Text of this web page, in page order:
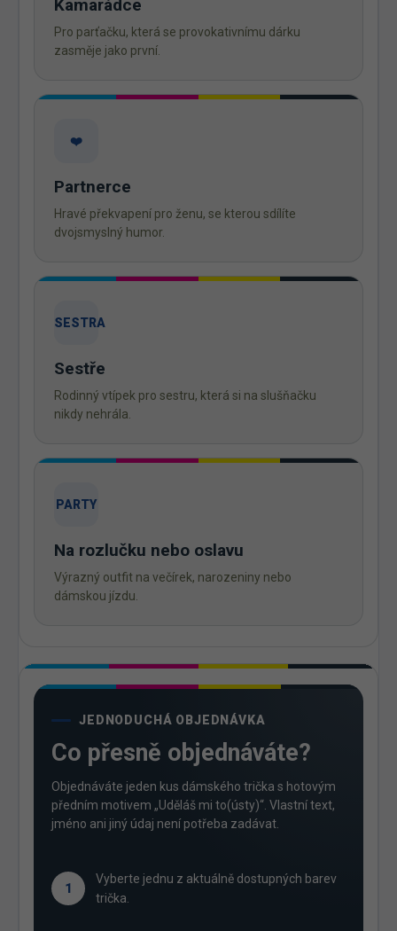
Kamarádce
Pro parťačku, která se provokativnímu dárku
zasměje jako první.
❤️
Partnerce
Hravé překvapení pro ženu, se kterou sdílíte
dvojsmyslný humor.
SESTRA
Sestře
Rodinný vtípek pro sestru, která si na slušňačku
nikdy nehrála.
PARTY
Na rozlučku nebo oslavu
Výrazný outfit na večírek, narozeniny nebo
dámskou jízdu.
JEDNODUCHÁ OBJEDNÁVKA
Co přesně objednáváte?
Objednáváte jeden kus dámského trička s hotovým
předním motivem „Uděláš mi to(ústy)“. Vlastní text,
jméno ani jiný údaj není potřeba zadávat.
1
Vyberte jednu z aktuálně dostupných barev
trička.